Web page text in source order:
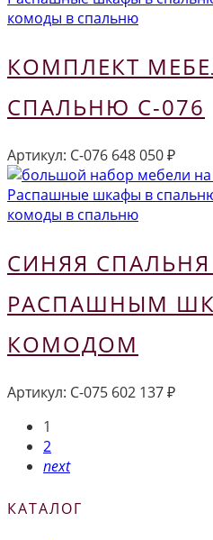
комоды в спальню
КОМПЛЕКТ
СПАЛЬНЮ С-076
Артикул: С-076 648 050₽
Распашные шкафы в
комоды в спальню
СИНЯЯ СПАЛЬНЯ
РАСПАШНЫМ
КОМОДОМ
Артикул: С-075 602 137₽
1
2
next
КАТАЛОГ